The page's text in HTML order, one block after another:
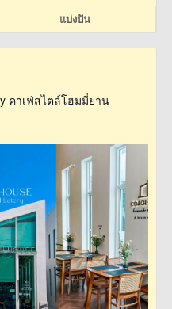
แบ่งปัน
คาเฟ่สไตล์โฮมมี่ย่าน